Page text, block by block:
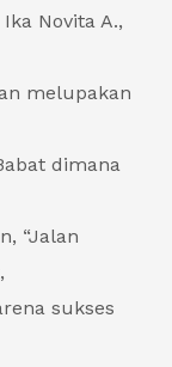
Novita A.,
melupakan
dimana
“Jalan
sukses